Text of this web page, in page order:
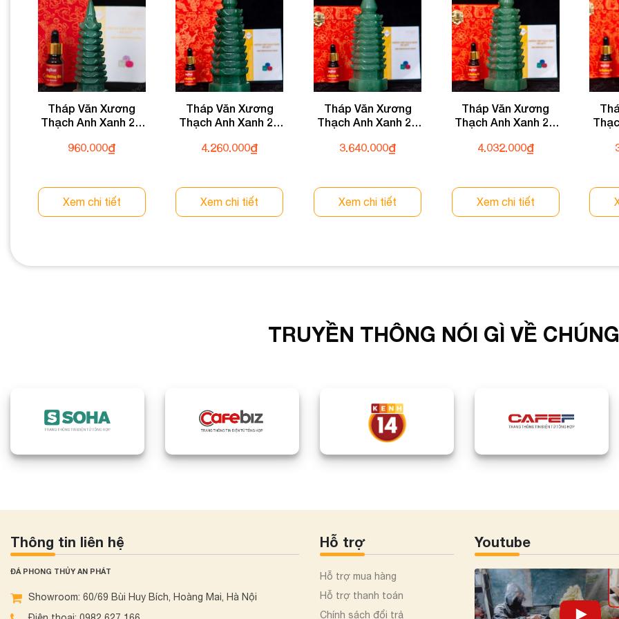
Tháp Văn Xương
Thạch Anh Xanh 2A
0,22
960.000₫
Xem chi tiết
Tháp Văn Xương
Thạch Anh Xanh 2A
4.260.000₫
Xem chi tiết
Tháp Văn Xương
Thạch Anh Xanh 2A
0,89
3.640.000₫
Xem chi tiết
Tháp Văn Xương
Thạch Anh Xanh 2A
1,04
4.032.000₫
Xem chi tiết
TRUYỀN THÔNG NÓI GÌ VỀ
Thông tin liên hệ
ĐÁ PHONG THỦY AN PHÁT
Showroom: 60/69 Bùi Huy Bích, Hoàng Mai, Hà Nội
Hỗ trợ
Hỗ trợ mua hàng
Hỗ trợ thanh toán
Chính sách đổi trả
Youtube